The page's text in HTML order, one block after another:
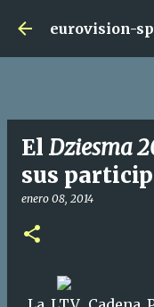
Ir al
eurovision-
El Dziesma
sus
enero 08, 2014